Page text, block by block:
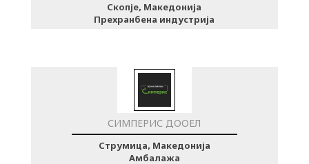
Скопје, Македонија
Прехранбена индустрија
СИМПЕРИС ДООЕЛ
Струмица, Македонија
Амбалажа